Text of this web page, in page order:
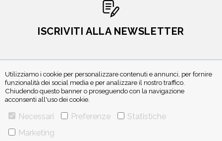
Utilizziamo i cookie per personalizzare contenuti e annunci, per fornire
funzionalità dei social media e per analizzare il nostro traffico.
Chiudendo questo banner o proseguendo con la navigazione
acconsenti all'uso dei cookie.
Necessari Preferenze
Statistiche
Marketing
ISCRIVITI ALLA NEWSLETTER